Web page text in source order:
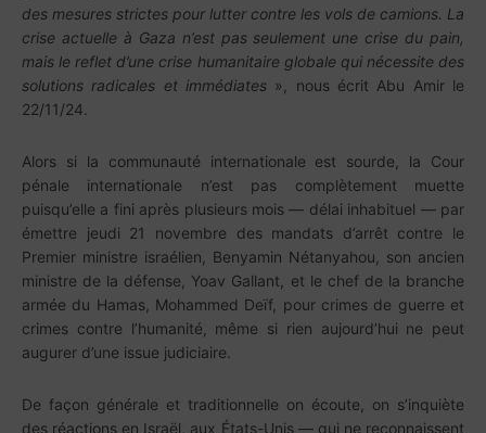
des mesures strictes pour lutter contre les vols de camions. La
crise actuelle à Gaza n’est pas seulement une crise du pain,
mais le reflet d’une crise humanitaire globale qui nécessite des
solutions radicales et immédiates », nous écrit Abu Amir le
22/11/24.
Alors si la communauté internationale est sourde, la Cour
pénale internationale n’est pas complètement muette
puisqu’elle a fini après plusieurs mois — délai inhabituel — par
émettre jeudi 21 novembre des mandats d’arrêt contre le
Premier ministre israélien, Benyamin Nétanyahou, son ancien
ministre de la défense, Yoav Gallant, et le chef de la branche
armée du Hamas, Mohammed Deïf, pour crimes de guerre et
crimes contre l’humanité, même si rien aujourd’hui ne peut
augurer d’une issue judiciaire.
De façon générale et traditionnelle on écoute, on s’inquiète
des réactions en Israël, aux États-Unis — qui ne reconnaissent